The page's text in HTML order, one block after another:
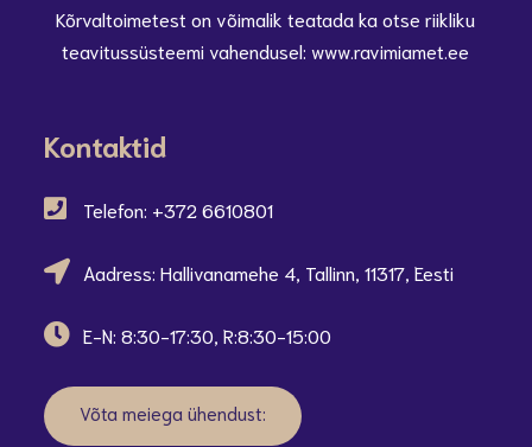
Kõrvaltoimetest on võimalik teatada ka otse riikliku
teavitussüsteemi vahendusel: www.ravimiamet.ee
Kontaktid
Telefon: +372 6610801
Aadress: Hallivanamehe 4, Tallinn, 11317, Eesti
E-N: 8:30-17:30, R:8:30-15:00
Võta meiega ühendust: